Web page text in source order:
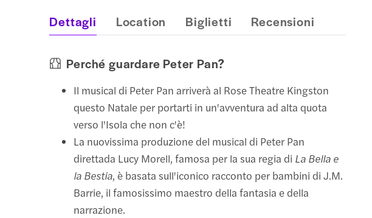
Dettagli Location Biglietti Recensioni
Perché guardare Peter Pan?
Il musical di Peter Pan arriverà al Rose Theatre Kingston
questo Natale per portarti in un'avventura ad alta quota
verso l'Isola che non c'è!
La nuovissima produzione del musical di Peter Pan
direttada Lucy Morell, famosa per la sua regia di La Bella e
la Bestia, è basata sull'iconico racconto per bambini di J.M.
Barrie, il famosissimo maestro della fantasia e della
narrazione.